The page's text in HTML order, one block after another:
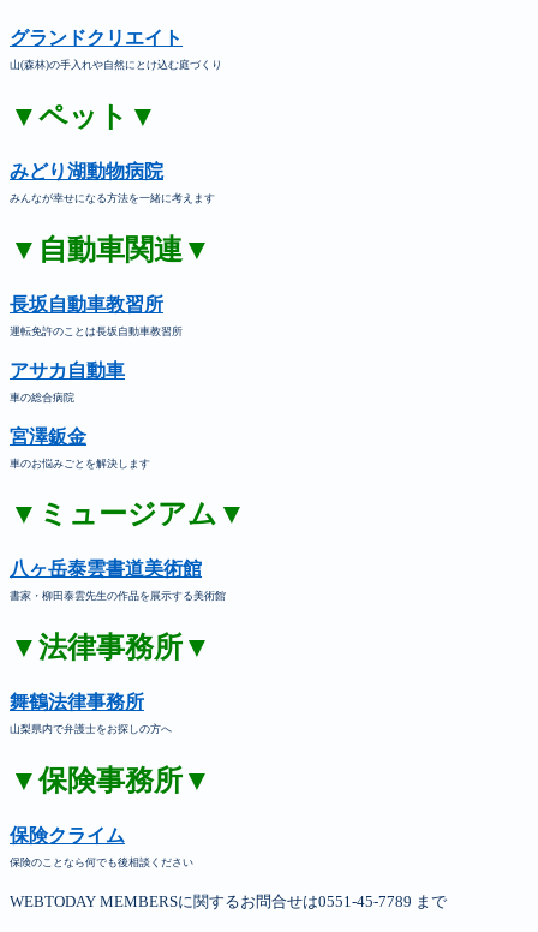
グランドクリエイト
山(森林)の手入れや自然にとけ込む庭づくり
▼ペット▼
みどり湖動物病院
みんなが幸せになる方法を一緒に考えます
▼自動車関連▼
長坂自動車教習所
運転免許のことは長坂自動車教習所
アサカ自動車
車の総合病院
宮澤鈑金
車のお悩みごとを解決します
▼ミュージアム▼
八ヶ岳泰雲書道美術館
書家・柳田泰雲先生の作品を展示する美術館
▼法律事務所▼
舞鶴法律事務所
山梨県内で弁護士をお探しの方へ
▼保険事務所▼
保険クライム
保険のことなら何でも後相談ください
WEBTODAY MEMBERSに関するお問合せは0551-45-7789 まで